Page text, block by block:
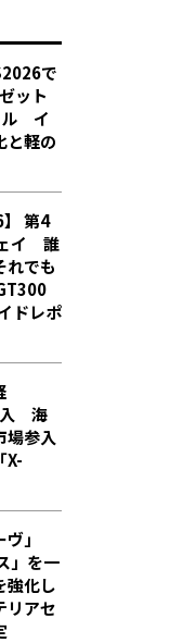
で
ット
ル イ
と軽の
】 第4
イ 誰
れでも
ドレポ
入 海
場参入
X-
」
」を一
化し
リアセ